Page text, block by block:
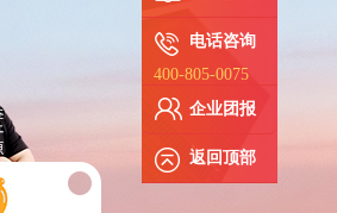
电话咨询
400-805-0075
企业团报
返回顶部